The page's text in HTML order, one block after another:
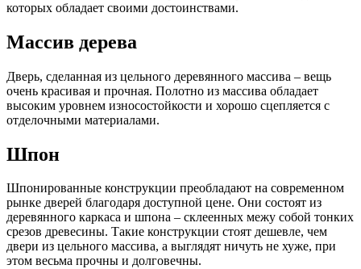
которых обладает своими достоинствами.
Массив дерева
Дверь, сделанная из цельного деревянного массива – вещь
очень красивая и прочная. Полотно из массива обладает
высоким уровнем износостойкости и хорошо сцепляется с
отделочными материалами.
Шпон
Шпонированные конструкции преобладают на современном
рынке дверей благодаря доступной цене. Они состоят из
деревянного каркаса и шпона – склеенных межу собой тонких
срезов древесины. Такие конструкции стоят дешевле, чем
двери из цельного массива, а выглядят ничуть не хуже, при
этом весьма прочны и долговечны.